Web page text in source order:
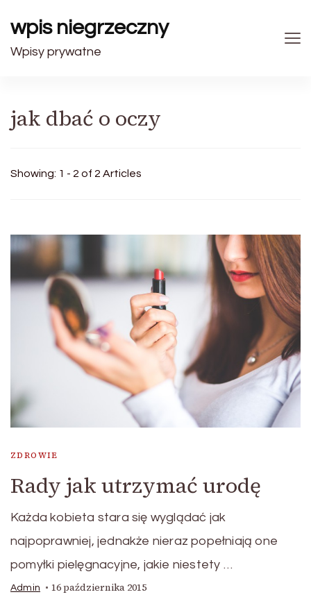
wpis niegrzeczny
Wpisy prywatne
jak dbać o oczy
Showing: 1 - 2 of 2 Articles
ZDROWIE
Rady jak utrzymać urodę
Każda kobieta stara się wyglądać jak
najpoprawniej, jednakże nieraz popełniają one
pomyłki pielęgnacyjne, jakie niestety …
Admin 16 października 2015